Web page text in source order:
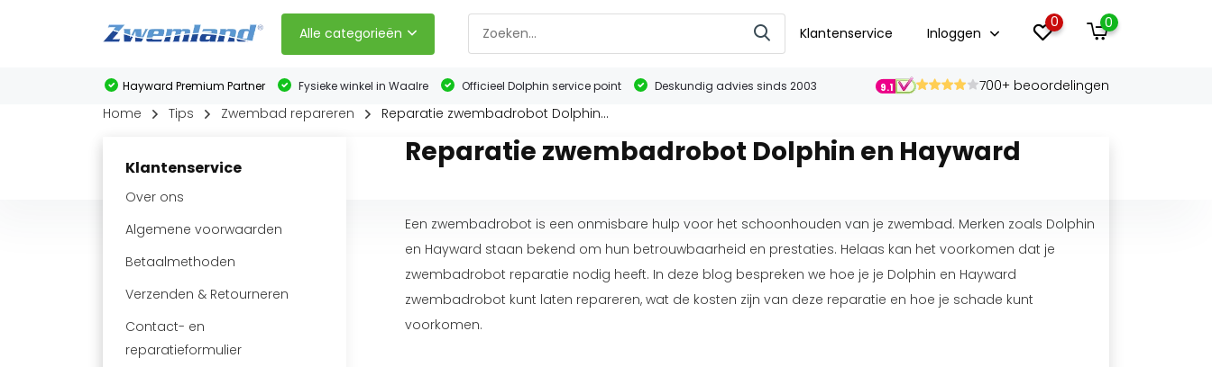
Alle categorieën Klantenservice Inloggen
0 0
Hayward Premium Partner Fysieke winkel in Waalre Officieel Dolphin service point Deskundig advies sinds 2003 9.1
700+ beoordelingen
Home
Tips Zwembad repareren Reparatie zwembadrobot Dolphin...
Klantenservice
Over ons
Algemene voorwaarden
Betaalmethoden
Verzenden & Retourneren
Contact- en
reparatieformulier
Reparatie zwembadrobot Dolphin en Hayward
Een zwembadrobot is een onmisbare hulp voor het schoonhouden van je zwembad. Merken zoals Dolphin
en Hayward staan bekend om hun betrouwbaarheid en prestaties. Helaas kan het voorkomen dat je
zwembadrobot reparatie nodig heeft. In deze blog bespreken we hoe je je Dolphin en Hayward
zwembadrobot kunt laten repareren, wat de kosten zijn van deze reparatie en hoe je schade kunt
voorkomen.